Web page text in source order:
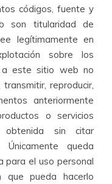
códigos, fuente y
son titularidad de
legítimamente en
sobre los
a este sitio web no
reproducir,
anteriormente
o servicios
obtenida sin citar
Únicamente queda
para el uso personal
que pueda hacerlo